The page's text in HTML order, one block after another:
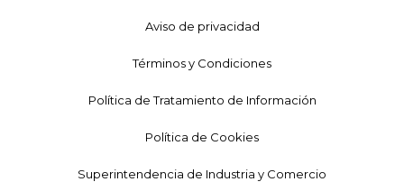
Aviso de privacidad
Términos y Condiciones
Política de Tratamiento de Información
Política de Cookies
Superintendencia de Industria y Comercio